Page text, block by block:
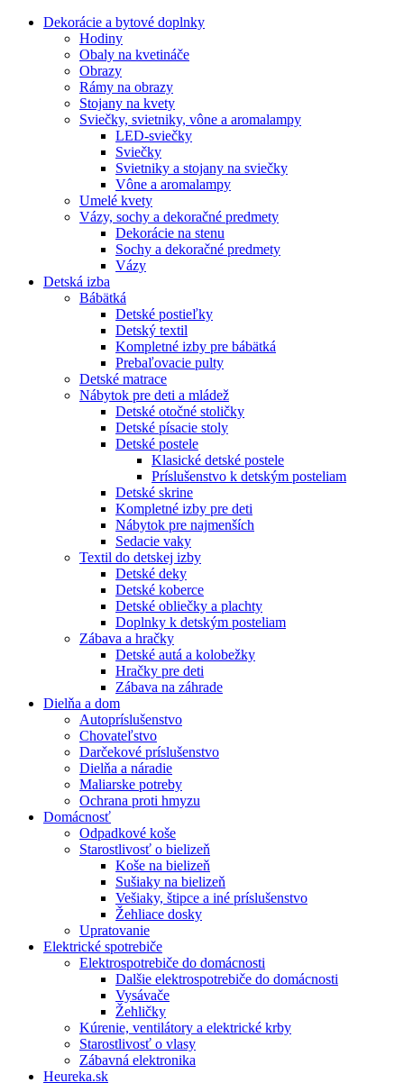
Dekorácie a bytové doplnky
Hodiny
Obaly na kvetináče
Obrazy
Rámy na obrazy
Stojany na kvety
Sviečky, svietniky, vône a aromalampy
LED-sviečky
Sviečky
Svietniky a stojany na sviečky
Vône a aromalampy
Umelé kvety
Vázy, sochy a dekoračné predmety
Dekorácie na stenu
Sochy a dekoračné predmety
Vázy
Detská izba
Bábätká
Detské postieľky
Detský textil
Kompletné izby pre bábätká
Prebaľovacie pulty
Detské matrace
Nábytok pre deti a mládež
Detské otočné stoličky
Detské písacie stoly
Detské postele
Klasické detské postele
Príslušenstvo k detským posteliam
Detské skrine
Kompletné izby pre deti
Nábytok pre najmenších
Sedacie vaky
Textil do detskej izby
Detské deky
Detské koberce
Detské obliečky a plachty
Doplnky k detským posteliam
Zábava a hračky
Detské autá a kolobežky
Hračky pre deti
Zábava na záhrade
Dielňa a dom
Autopríslušenstvo
Chovateľstvo
Darčekové príslušenstvo
Dielňa a náradie
Maliarske potreby
Ochrana proti hmyzu
Domácnosť
Odpadkové koše
Starostlivosť o bielizeň
Koše na bielizeň
Sušiaky na bielizeň
Vešiaky, štipce a iné príslušenstvo
Žehliace dosky
Upratovanie
Elektrické spotrebiče
Elektrospotrebiče do domácnosti
Dalšie elektrospotrebiče do domácnosti
Vysávače
Žehličky
Kúrenie, ventilátory a elektrické krby
Starostlivosť o vlasy
Zábavná elektronika
Heureka.sk